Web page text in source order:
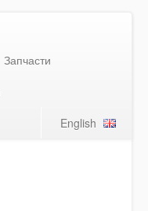
Запчасти
English